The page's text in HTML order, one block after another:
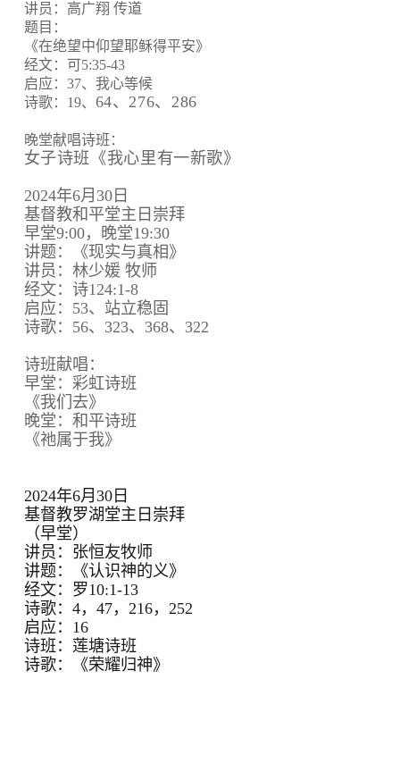
讲员：高广翔 传道
题目：
《在绝望中仰望耶稣得平安》
经文：可5:35-43
启应：37、我心等候
诗歌：19、 64、276、 286
晚堂献唱诗班：
女子诗班《我心里有一新歌》
2024年6月30日
基督教和平堂主日崇拜
早堂9:00，晚堂19:30
讲题：《现实与真相》
讲员：林少媛 牧师
经文：诗124:1-8
启应：53、站立稳固
诗歌：56、323、368、322
诗班献唱：
早堂：彩虹诗班
《我们去》
晚堂：和平诗班
《祂属于我》
2024年6月30日
基督教罗湖堂主日崇拜
（早堂）
讲员：张恒友牧师
讲题：《认识神的义》
经文：罗10:1-13
诗歌：4，47，216，252
启应：16
诗班：莲塘诗班
诗歌：《荣耀归神》